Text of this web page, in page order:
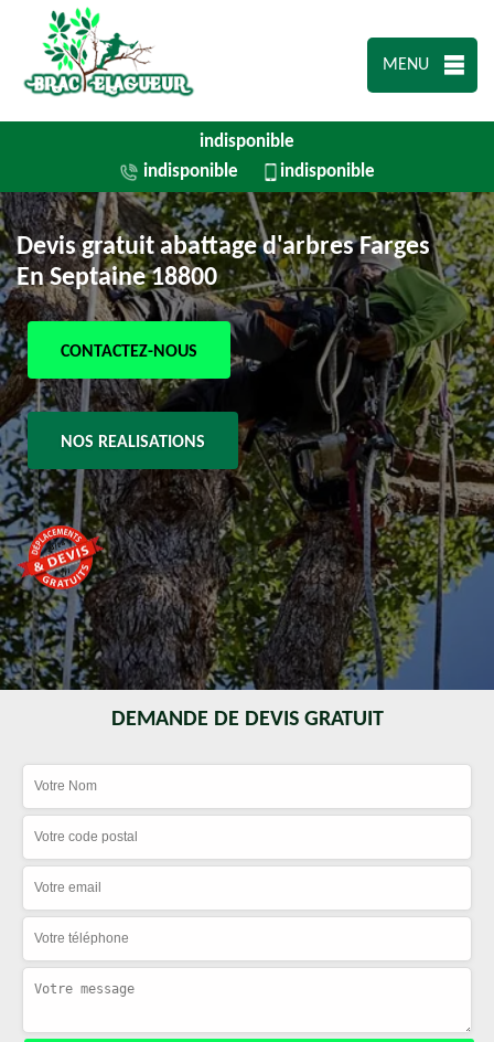
MENU
indisponible
indisponible
indisponible
Devis gratuit abattage d'arbres Farges
En Septaine 18800
CONTACTEZ-NOUS
NOS REALISATIONS
DEMANDE DE DEVIS GRATUIT